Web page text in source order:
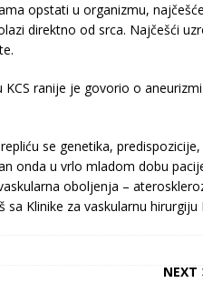
opstati u organizmu,
direktno od srca. Najčešći
ranije je govorio o
se genetika,
onda u vrlo mladom dobu
oboljenja –
Klinike za vaskularnu hirurgiju
NEXT